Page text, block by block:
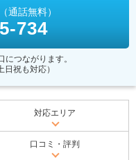
通話無料）
734
つながります。
祝も対応）
対応エリア
口コミ・評判